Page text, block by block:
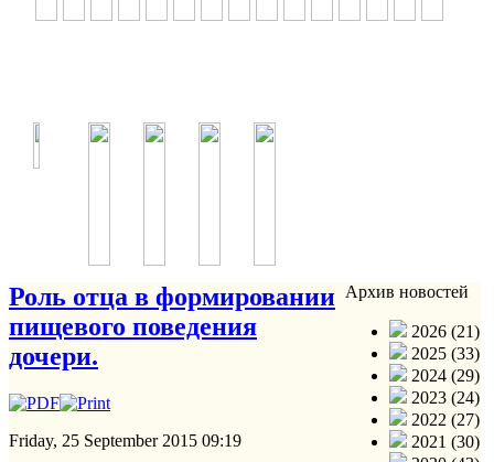
Роль отца в формировании
пищевого поведения
дочери.
Friday, 25 September 2015 09:19
Архив новостей
2026 (21)
2025 (33)
2024 (29)
2023 (24)
2022 (27)
2021 (30)